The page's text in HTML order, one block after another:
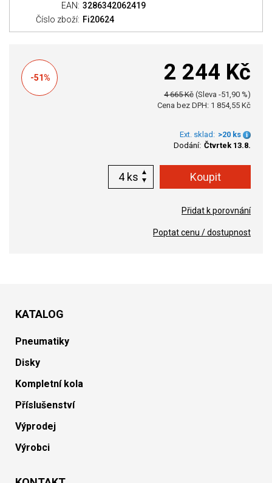
EAN: 3286342062419
Číslo zboží: Fi20624
-51% 2 244 Kč
4 665 Kč (Sleva -51,90 %)
Cena bez DPH: 1 854,55 Kč
Ext. sklad: >20 ks
Dodání: Čtvrtek 13.8.
ks
Přidat k porovnání
Poptat cenu / dostupnost
KATALOG
Pneumatiky
Disky
Kompletní kola
Příslušenství
Výprodej
Výrobci